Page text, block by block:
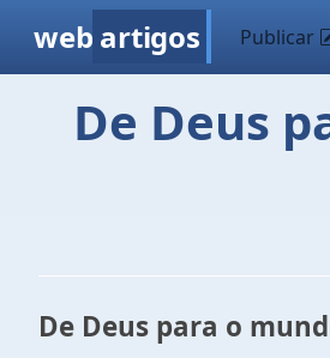
web artigos Publicar
De Deus
De Deus para o